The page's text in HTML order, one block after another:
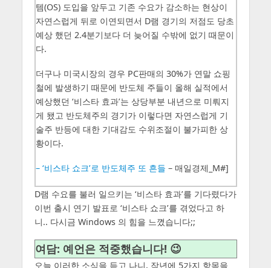
템(OS) 도입을 앞두고 기존 수요가 감소하는 현상이
자연스럽게 뒤로 이연되면서 D램 경기의 저점도 당초
예상 했던 2.4분기보다 더 늦어질 수밖에 없기 때문이
다.
더구나 미국시장의 경우 PC판매의 30%가 연말 쇼핑
철에 발생하기 때문에 반도체 주들이 올해 실적에서
예상했던 ‘비스타 효과’는 상당부분 내년으로 미뤄지
게 됐고 반도체주의 경기가 이렇다면 자연스럽게 기
술주 반등에 대한 기대감도 수위조절이 불가피한 상
황이다.
– ‘비스타 쇼크’로 반도체주 또 흔들 – 매일경제_M#]
D램 수요를 불러 일으키는 ‘비스타 효과’를 기다렸다가
이번 출시 연기 발표로 ‘비스타 쇼크’를 겪었다고 하
니.. 다시금 Windows 의 힘을 느꼈습니다;;
여담: 예언은 적중했습니다! 😉
오늘 이러한 소식을 듣고 나니, 작년에 5가지 항목을